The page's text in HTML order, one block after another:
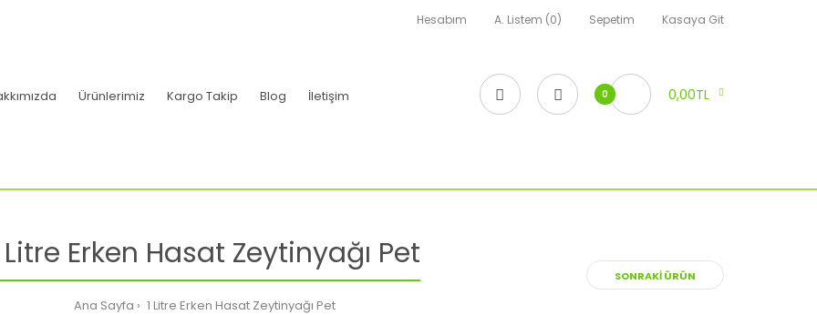
Hesabım A. Listem (0) Sepetim Kasaya Git
Ürünlerimiz Kargo Takip Blog İletişim 0 0,00TL
Litre Erken Hasat Zeytinyağı Pet
Ana Sayfa 1 Litre Erken Hasat Zeytinyağı Pet
SONRAKI ÜRÜN